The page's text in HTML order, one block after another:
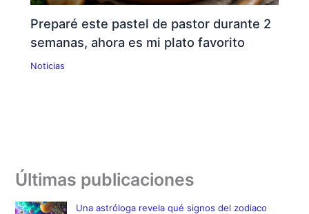
Preparé este pastel de pastor durante 2
semanas, ahora es mi plato favorito
Noticias
Últimas publicaciones
Una astróloga revela qué signos del zodiaco